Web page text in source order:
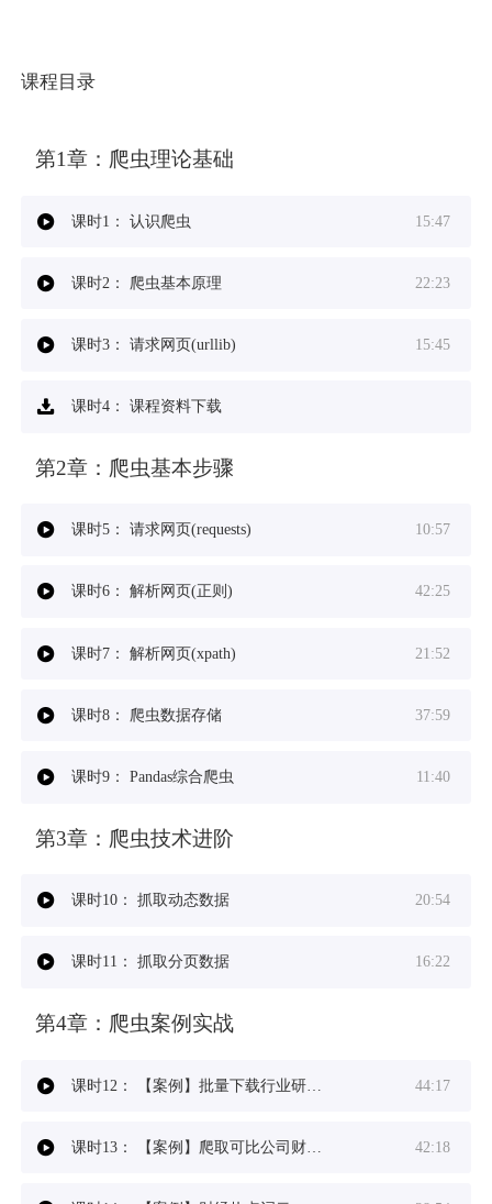
课程目录
第1章： 爬虫理论基础
课时1： 认识爬虫 15:47
课时2： 爬虫基本原理 22:23
课时3： 请求网页(urllib) 15:45
课时4： 课程资料下载
第2章： 爬虫基本步骤
课时5： 请求网页(requests) 10:57
课时6： 解析网页(正则) 42:25
课时7： 解析网页(xpath) 21:52
课时8： 爬虫数据存储 37:59
课时9： Pandas综合爬虫 11:40
第3章： 爬虫技术进阶
课时10： 抓取动态数据 20:54
课时11： 抓取分页数据 16:22
第4章： 爬虫案例实战
课时12： 【案例】批量下载行业研究报告 44:17
课时13： 【案例】爬取可比公司财务数据 42:18